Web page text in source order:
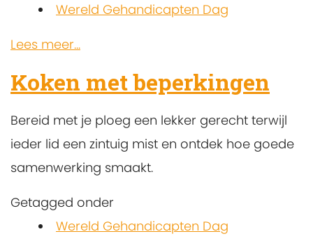
Wereld Gehandicapten Dag
Lees meer...
Koken met beperkingen
Bereid met je ploeg een lekker gerecht terwijl
ieder lid een zintuig mist en ontdek hoe goede
samenwerking smaakt.
Getagged onder
Wereld Gehandicapten Dag